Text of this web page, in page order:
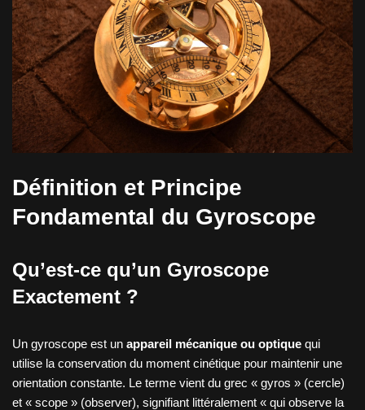
Définition et Principe
Fondamental du Gyroscope
Qu’est-ce qu’un Gyroscope
Exactement ?
Un gyroscope est un appareil mécanique ou optique qui
utilise la conservation du moment cinétique pour maintenir une
orientation constante. Le terme vient du grec « gyros » (cercle)
et « scope » (observer), signifiant littéralement « qui observe la